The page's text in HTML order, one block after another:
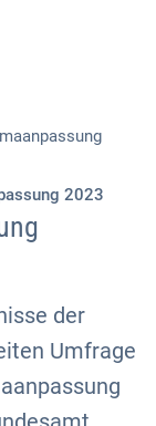
2023
der
Umfrage